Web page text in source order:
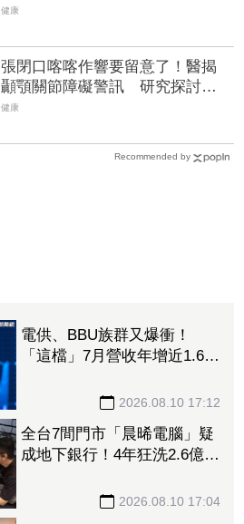
療重點
健康
張閉口喀喀作響要留意了！醫揭
顳顎關節障礙警訊 研究探討治
療時機
健康
Recommended by
電供、BBU族群又爆衝！
「這檔」7月營收年增近1.6倍
同飆漲停、順達噴漲9.31%
2026.08.10 17:12
全台7間門市「晨晞電腦」疑
成地下銀行！4年狂洗2.6億爽
業者緊急回應了2026.08.10 17:04